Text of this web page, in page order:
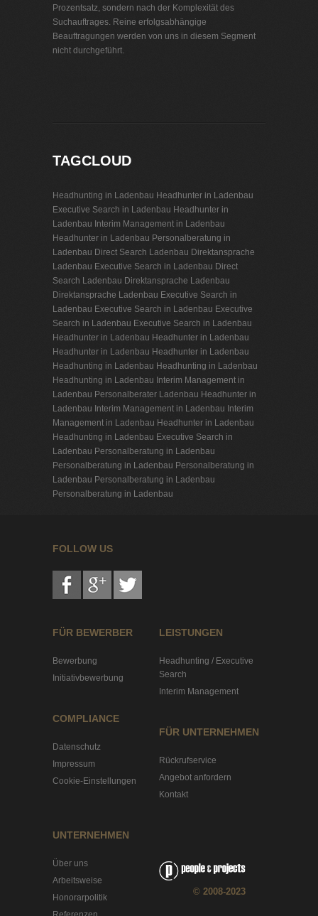
Prozentsatz, sondern nach der Komplexität des
Suchauftrages. Reine erfolgsabhängige
Beauftragungen werden von uns in diesem Segment
nicht durchgeführt.
TAGCLOUD
Headhunting in Ladenbau Headhunter in Ladenbau
Executive Search in Ladenbau Headhunter in
Ladenbau Interim Management in Ladenbau
Headhunter in Ladenbau Personalberatung in
Ladenbau Direct Search Ladenbau Direktansprache
Ladenbau Executive Search in Ladenbau Direct
Search Ladenbau Direktansprache Ladenbau
Direktansprache Ladenbau Executive Search in
Ladenbau Executive Search in Ladenbau Executive
Search in Ladenbau Executive Search in Ladenbau
Headhunter in Ladenbau Headhunter in Ladenbau
Headhunter in Ladenbau Headhunter in Ladenbau
Headhunting in Ladenbau Headhunting in Ladenbau
Headhunting in Ladenbau Interim Management in
Ladenbau Personalberater Ladenbau Headhunter in
Ladenbau Interim Management in Ladenbau Interim
Management in Ladenbau Headhunter in Ladenbau
Headhunting in Ladenbau Executive Search in
Ladenbau Personalberatung in Ladenbau
Personalberatung in Ladenbau Personalberatung in
Ladenbau Personalberatung in Ladenbau
Personalberatung in Ladenbau
FOLLOW US
FÜR BEWERBER
Bewerbung
Initiativbewerbung
COMPLIANCE
Datenschutz
Impressum
Cookie-Einstellungen
LEISTUNGEN
Headhunting / Executive
Search
Interim Management
FÜR UNTERNEHMEN
Rückrufservice
Angebot anfordern
Kontakt
UNTERNEHMEN
Über uns
Arbeitsweise
Honorarpolitik
© 2008-2023